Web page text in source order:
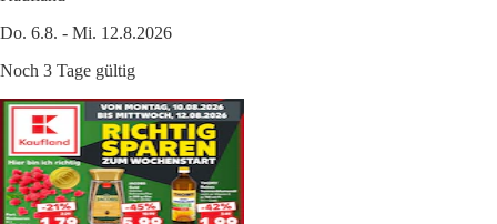
Do. 6.8. - Mi. 12.8.2026
Noch 3 Tage gültig